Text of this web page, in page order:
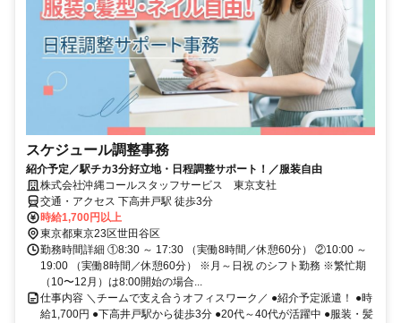
スケジュール調整事務
紹介予定／駅チカ3分好立地・日程調整サポート！／服装自由
株式会社沖縄コールスタッフサービス 東京支社
交通・アクセス 下高井戸駅 徒歩3分
時給1,700円以上
東京都東京23区世田谷区
勤務時間詳細 ①8:30 ～ 17:30 （実働8時間／休憩60分） ②10:00 ～
19:00 （実働8時間／休憩60分） ※月～日祝 のシフト勤務 ※繁忙期
（10〜12月）は8:00開始の場合...
仕事内容 ＼チームで支え合うオフィスワーク／ ●紹介予定派遣！ ●時
給1,700円 ●下高井戸駅から徒歩3分 ●20代～40代が活躍中 ●服装・髪